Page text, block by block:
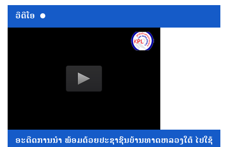
ວີດີໂອ
ອະດີດການນໍາ ພ້ອມດ້ວຍປະຊາຊົນບ້ານທາດຫລວງໃຕ້ ໄປໃຊ້